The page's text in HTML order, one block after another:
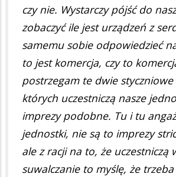
czy nie. Wystarczy pójść do
zobaczyć ile jest urządzeń z
samemu sobie odpowiedzieć
to jest komercja, czy to
postrzegam te dwie
których uczestniczą nasze
imprezy podobne. Tu i tu
jednostki, nie są to imprezy
ale z racji na to, że uczestniczą
suwalczanie to myślę, że